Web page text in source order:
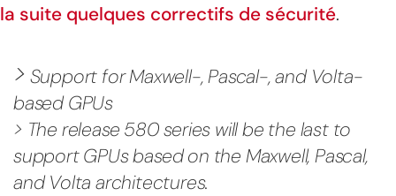
la suite quelques correctifs de sécurité.
> Support for Maxwell-, Pascal-, and Volta-
based GPUs
> The release 580 series will be the last to
support GPUs based on the Maxwell, Pascal,
and Volta architectures.